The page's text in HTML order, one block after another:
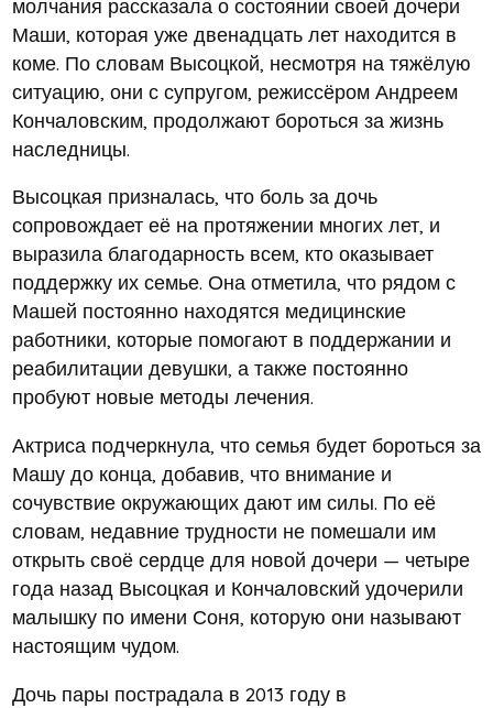
молчания рассказала о состоянии своей дочери
Маши, которая уже двенадцать лет находится в
коме. По словам Высоцкой, несмотря на тяжёлую
ситуацию, они с супругом, режиссёром Андреем
Кончаловским, продолжают бороться за жизнь
наследницы.
Высоцкая призналась, что боль за дочь
сопровождает её на протяжении многих лет, и
выразила благодарность всем, кто оказывает
поддержку их семье. Она отметила, что рядом с
Машей постоянно находятся медицинские
работники, которые помогают в поддержании и
реабилитации девушки, а также постоянно
пробуют новые методы лечения.
Актриса подчеркнула, что семья будет бороться за
Машу до конца, добавив, что внимание и
сочувствие окружающих дают им силы. По её
словам, недавние трудности не помешали им
открыть своё сердце для новой дочери — четыре
года назад Высоцкая и Кончаловский удочерили
малышку по имени Соня, которую они называют
настоящим чудом.
Дочь пары пострадала в 2013 году в